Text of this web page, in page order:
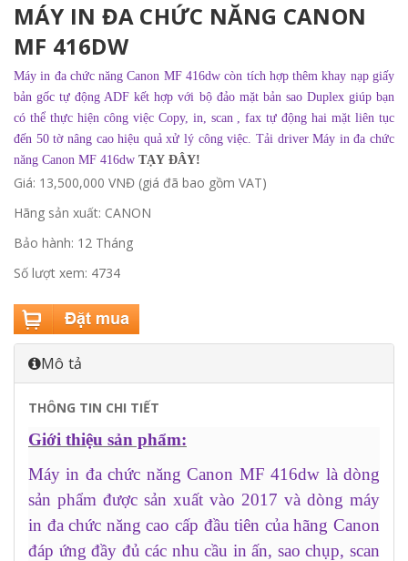
MÁY IN ĐA CHỨC NĂNG CANON
MF 416DW
Máy in đa chức năng Canon MF 416dwcòn tích hợp thêm khay nạp giấy
bản gốc tự động ADF kết hợp với bộ đảo mặt bản sao Duplex giúp bạn
có thể thực hiện công việc Copy, in, scan , fax tự động hai mặt liên tục
đến 50 tờ nâng cao hiệu quả xử lý công việc. Tải driverMáy in đa chức
năng Canon MF 416dw TẠY ĐÂY!
Giá: 13,500,000 VNĐ (giá đã bao gồm VAT)
Hãng sản xuất: CANON
Bảo hành: 12 Tháng
Số lượt xem: 4734
Mô tả
THÔNG TIN CHI TIẾT
Giới thiệu sản phẩm:
Máy in đa chức năng Canon MF 416dw là dòng
sản phẩm được sản xuất vào 2017 và dòng máy
in đa chức năng cao cấp đầu tiên của hãng Canon
đáp ứng đầy đủ các nhu cầu in ấn, sao chụp, scan